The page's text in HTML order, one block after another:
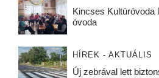
Kincses Kultúróvoda
óvoda
HÍREK - AKTUÁLIS
Új zebrával lett